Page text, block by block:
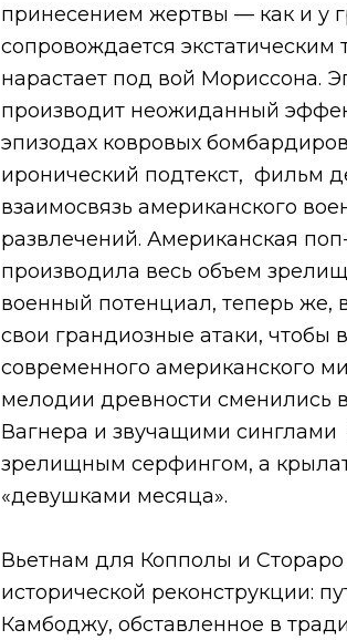
принесением жертвы — как и у
сопровождается
нарастает под вой Мориссона.
производит неожиданный
эпизодах ковровых
иронический подтекст, фильм
взаимосвязь американского
развлечений. Американская
производила весь объем
военный потенциал, теперь же,
свои грандиозные атаки, чтобы
современного американского
мелодии древности сменились
Вагнера и звучащими
зрелищным серфингом, а
«девушками месяца».
Вьетнам для Копполы и
исторической реконструкции:
Камбоджу, обставленное в